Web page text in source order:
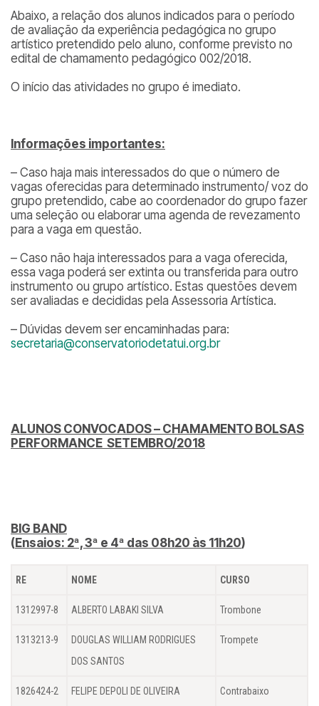
Abaixo, a relação dos alunos indicados para o período
de avaliação da experiência pedagógica no grupo
artístico pretendido pelo aluno, conforme previsto no
edital de chamamento pedagógico 002/2018.
O início das atividades no grupo é imediato.
Informações importantes:
– Caso haja mais interessados do que o número de
vagas oferecidas para determinado instrumento/ voz do
grupo pretendido, cabe ao coordenador do grupo fazer
uma seleção ou elaborar uma agenda de revezamento
para a vaga em questão.
– Caso não haja interessados para a vaga oferecida,
essa vaga poderá ser extinta ou transferida para outro
instrumento ou grupo artístico. Estas questões devem
ser avaliadas e decididas pela Assessoria Artística.
– Dúvidas devem ser encaminhadas para:
secretaria@conservatoriodetatui.org.br
ALUNOS CONVOCADOS – CHAMAMENTO BOLSAS
PERFORMANCE SETEMBRO/2018
BIG BAND
( Ensaios: 2ª, 3ª e 4ª das 08h20 às 11h20)
RE NOME CURSO
1312997-8 ALBERTO LABAKI SILVA Trombone
1313213-9
DOUGLAS WILLIAM RODRIGUES
DOS SANTOS
Trompete
1826424-2 FELIPE DEPOLI DE OLIVEIRA
Contrabaixo